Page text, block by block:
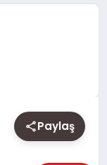
Paylaş